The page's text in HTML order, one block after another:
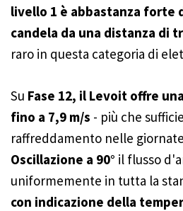
livello 1 è abbastanza forte
candela da una distanza di
raro in questa categoria di
Su Fase 12, il Levoit offre
fino a 7,9 m/s - più che
raffreddamento nelle
Oscillazione a 90° il flusso
uniformemente in tutta la
con indicazione della